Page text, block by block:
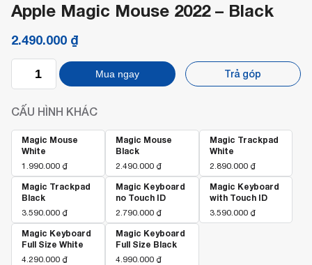
Apple Magic Mouse 2022 – Black
2.490.000 ₫
Mouse
2022
-
lượng
Mua ngay Trả góp
CẤU HÌNH KHÁC
Magic Mouse
White
1.990.000 ₫
Magic Mouse
Black
2.490.000 ₫
Magic Trackpad
White
2.890.000 ₫
Magic Trackpad
Black
3.590.000 ₫
Magic Keyboard
no Touch ID
2.790.000 ₫
Magic Keyboard
with Touch ID
3.590.000 ₫
Magic Keyboard
Full Size White
4.290.000 ₫
Magic Keyboard
Full Size Black
4.990.000 ₫